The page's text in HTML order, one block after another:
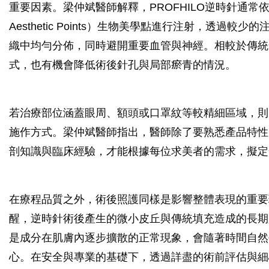
重要因素。梁仲斌醫師解釋，PROFHILO逆時針通常
Aesthetic Points）生物美學點進行注射，透過較少的
織中均勻分佈，同時避開重要血管與神經。相較於傳
式，也有機會降低術後針孔與局部瘀青的情況。
若治療部位涵蓋眼周、額頭或口罩紋等較精細區域，
施作方式。梁仲斌醫師指出，醫師除了要熟悉產品特
剖知識與臨床經驗，才能根據每位求美者的需求，擬
在療程品質之外，術後照護同樣是影響整體表現的重
醒，逆時針術後產生的微小皮丘與傳統填充造成的長
是成分在肌膚內逐步擴散的正常現象，會隨著時間自
心。在安全與專業的基礎下，透過詳盡的術前評估與